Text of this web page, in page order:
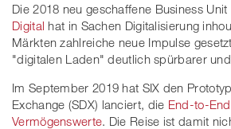
Die 2018 neu geschaffene Business Unit
Digital hat in Sachen Digitalisierung
Märkten zahlreiche neue Impulse
"digitalen Laden" deutlich spürbarer
Im September 2019 hat SIX den
Exchange (SDX) lanciert, die End-to-
Vermögenswerte. Die Reise ist damit